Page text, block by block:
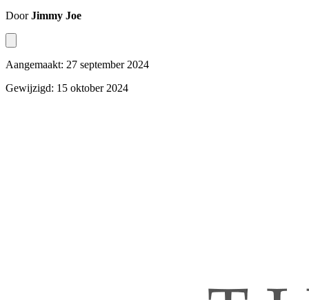
DoorJimmy Joe
Aangemaakt: 27 september 2024
Gewijzigd: 15 oktober 2024